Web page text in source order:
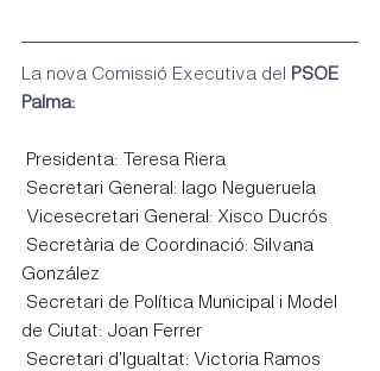
La nova Comissió Executiva del PSOE
Palma:
Presidenta: Teresa Riera
Secretari General: Iago Negueruela
Vicesecretari General: Xisco Ducrós
Secretària de Coordinació: Silvana
González
Secretari de Política Municipal i Model
de Ciutat: Joan Ferrer
Secretari d'Igualtat: Victoria Ramos